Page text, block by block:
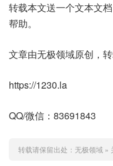
转载本文送一个文本文
帮助。
文章由无极领域原创，转
https://1230.la
QQ/微信：83691843
转载请保留出处： 无极领域»